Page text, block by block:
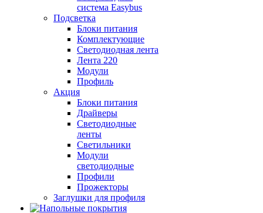
система Easybus
Подсветка
Блоки питания
Комплектующие
Светодиодная лента
Лента 220
Модули
Профиль
Акция
Блоки питания
Драйверы
Светодиодные
ленты
Светильники
Модули
светодиодные
Профили
Прожекторы
Заглушки для профиля